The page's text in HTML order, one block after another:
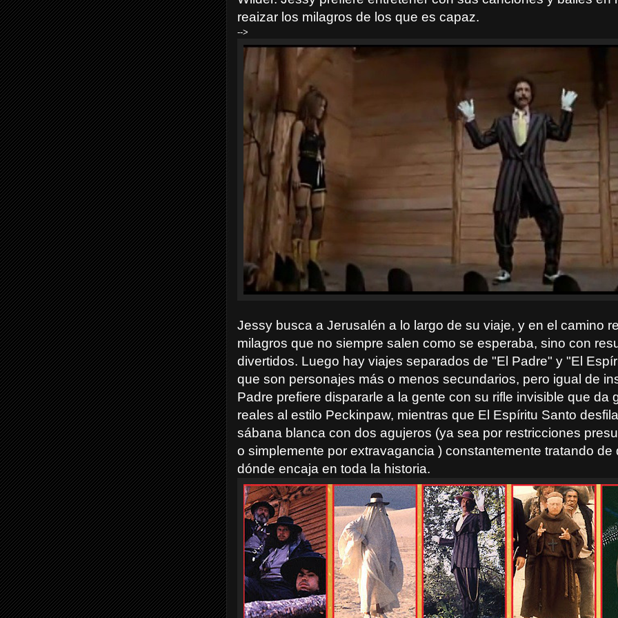
reaizar los milagros de los que es capaz.
-->
Jessy busca a Jerusalén a lo largo de su viaje, y en el camino
milagros que no siempre salen como se esperaba, sino con
divertidos. Luego hay viajes separados de "El Padre" y "El
que son personajes más o menos secundarios, pero igual de
Padre prefiere dispararle a la gente con su rifle invisible que da
reales al estilo Peckinpaw, mientras que El Espíritu Santo
sábana blanca con dos agujeros (ya sea por restricciones
o simplemente por extravagancia ) constantemente tratando de
dónde encaja en toda la historia.